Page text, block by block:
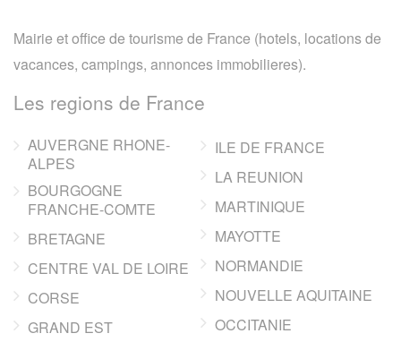
Mairie et office de tourisme de France (hotels, locations de
vacances, campings, annonces immobilieres).
Les regions de France
AUVERGNE RHONE-
ALPES
BOURGOGNE
FRANCHE-COMTE
BRETAGNE
CENTRE VAL DE LOIRE
CORSE
GRAND EST
ILE DE FRANCE
LA REUNION
MARTINIQUE
MAYOTTE
NORMANDIE
NOUVELLE AQUITAINE
OCCITANIE